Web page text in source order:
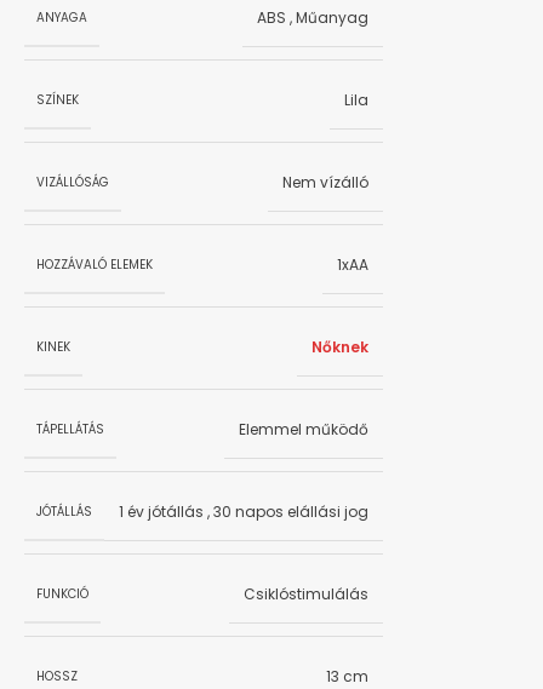
ANYAGA ABS ,Műanyag
SZÍNEK Lila
VIZÁLLÓSÁG Nem vízálló
HOZZÁVALÓ ELEMEK 1xAA
KINEK Nőknek
TÁPELLÁTÁS Elemmel működő
JÓTÁLLÁS 1 év jótállás ,30 napos elállási jog
FUNKCIÓ Csiklóstimulálás
HOSSZ 13 cm